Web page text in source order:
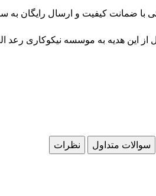
ضمانت کیفیت و ارسال رایگان به سراسر
این هدیه به موسسه نیکوکاری رعد
سوالات متداول نظرات